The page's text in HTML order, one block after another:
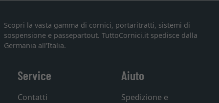
Scopri la vasta gamma di cornici, portaritratti, sistemi di
sospensione e passepartout. TuttoCornici.it spedisce dalla
Germania all'Italia.
Service
Contatti
Aiuto
Spedizione e